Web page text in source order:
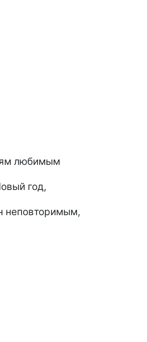
любимым
год,
неповторимым,